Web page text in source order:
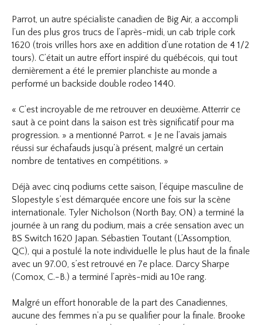
Parrot, un autre spécialiste canadien de Big Air, a accompli
l’un des plus gros trucs de l’après-midi, un cab triple cork
1620 (trois vrilles hors axe en addition d’une rotation de 4 1/2
tours). C’était un autre effort inspiré du québécois, qui tout
dernièrement a été le premier planchiste au monde a
performé un backside double rodeo 1440.
« C’est incroyable de me retrouver en deuxième. Atterrir ce
saut à ce point dans la saison est très significatif pour ma
progression. » a mentionné Parrot. « Je ne l’avais jamais
réussi sur échafauds jusqu’à présent, malgré un certain
nombre de tentatives en compétitions. »
Déjà avec cinq podiums cette saison, l’équipe masculine de
Slopestyle s’est démarquée encore une fois sur la scène
internationale. Tyler Nicholson (North Bay, ON) a terminé la
journée à un rang du podium, mais a crée sensation avec un
BS Switch 1620 Japan. Sébastien Toutant (L’Assomption,
QC), qui a postulé la note individuelle le plus haut de la finale
avec un 97.00, s’est retrouvé en 7e place. Darcy Sharpe
(Comox, C.-B.) a terminé l’après-midi au 10e rang.
Malgré un effort honorable de la part des Canadiennes,
aucune des femmes n’a pu se qualifier pour la finale. Brooke